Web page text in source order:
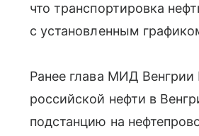
что транспортировка
с установленным
Ранее глава МИД Венгрии
российской нефти в
подстанцию на